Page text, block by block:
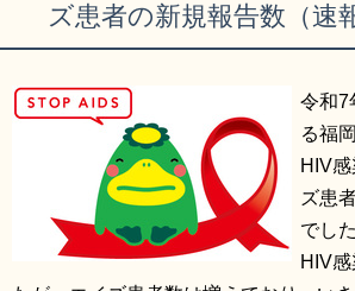
ズ患者の新規報告数（速
令和7
る福
HIV
ズ患
でし
HIV